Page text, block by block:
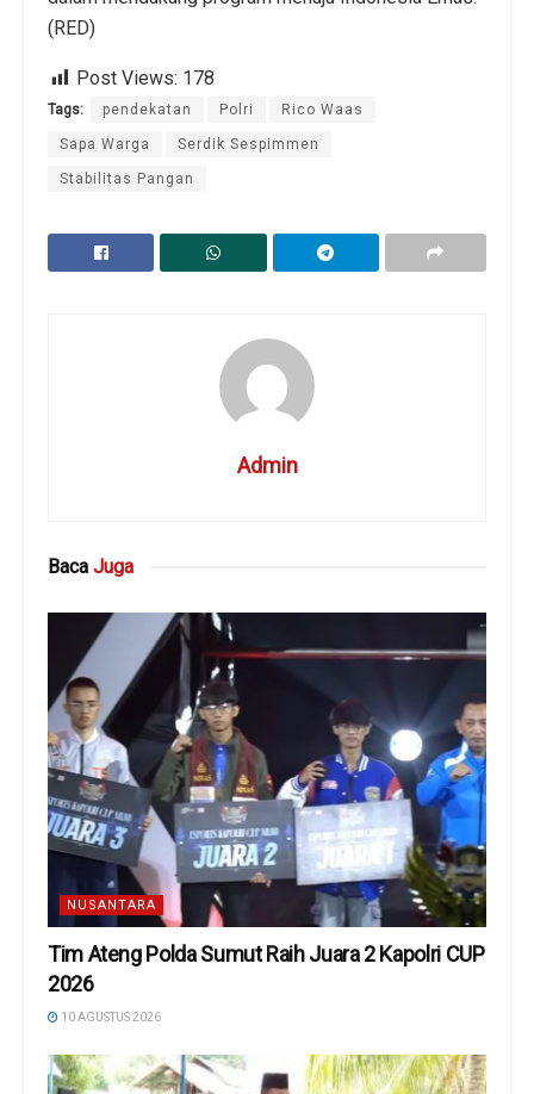
(RED)
Post Views: 178
Tags: pendekatan Polri Rico Waas
Sapa Warga Serdik Sespimmen
Stabilitas Pangan
Admin
Baca Juga
NUSANTARA
Tim Ateng Polda Sumut Raih Juara 2 Kapolri CUP
2026
10 AGUSTUS 2026